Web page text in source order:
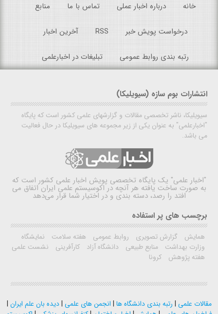
خانه درباره اخبار عملی تماس با ما منابع
درخواست پویش خبر RSS آخرین اخبار
رتبه بندی روابط عمومی تبلیغات در اخبارعلمی
انتشارات بوم سازه (سیویلیکا)
سیویلیکا، ناشر تخصصی مقالات و گزارشهای علمی کشور است که پایگاه
"اخبارعلمی" به عنوان یکی از زیر مجموعه های سیویلیکا در حال فعالیت
می باشد.
"اخبار علمی" یک پایگاه تخصصی پویش اخبار علمی کشور است که
به صورت ساخت یافته هر آنچه در اکوسیستم علمی ایران اتفاق می
افتد را رصد، دسته بندی و در اختیار شما قرار می‌دهد
برچسب های پر استفاده
همایش گزارش تصویری روابط عمومی هفته سلامت
نمایشگاه
وزارت بهداشت
منابع طبیعی دانشگاه آزاد کارآفرینی
نشست علمی
هفته پژوهش
کرونا
مقالات علمی | رتبه بندی دانشگاه ها | انجمن های علمی |دیده بان علم ایران |